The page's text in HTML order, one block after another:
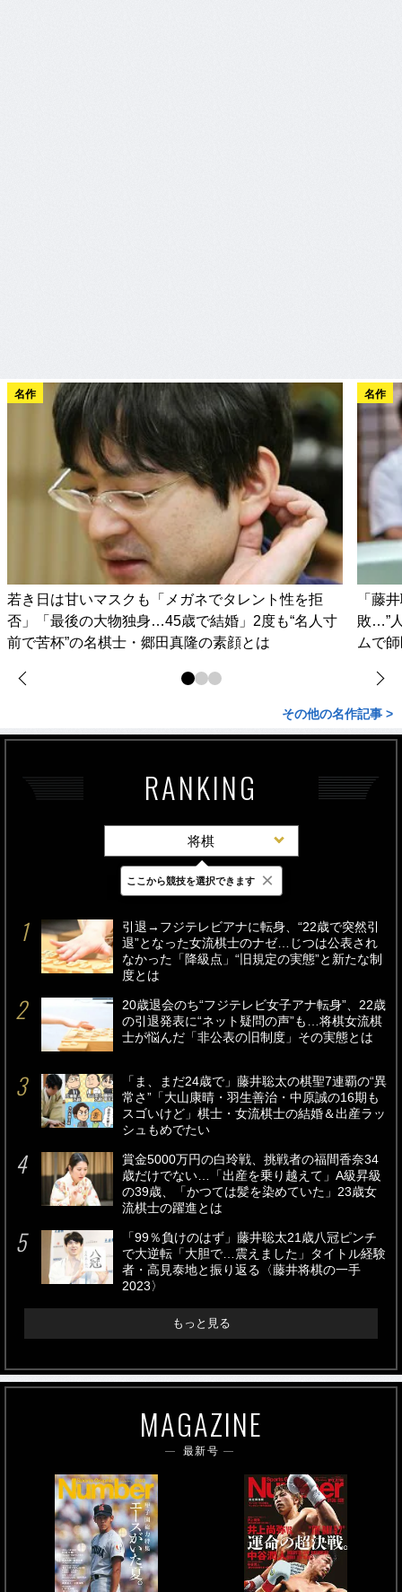
名作
若き日は甘いマスクも「メガネでタレント性を拒
否」「最後の大物独身…45歳で結婚」2度も“名人寸
前で苦杯”の名棋士・郷田真隆の素顔とは
名作
「藤
敗…”
ムで
その他の名作記事 >
RANKING
将棋
最新 24時間 週間
引退→フジテレビアナに転身、“22歳で突然引
退”となった女流棋士のナゼ…じつは公表され
なかった「降級点」“旧規定の実態”と新たな制
度とは
20歳退会のち“フジテレビ女子アナ転身”、22歳
の引退発表に“ネット疑問の声”も…将棋女流棋
士が悩んだ「非公表の旧制度」その実態とは
「ま、まだ24歳で」藤井聡太の棋聖7連覇の“異
常さ”「大山康晴・羽生善治・中原誠の16期も
スゴいけど」棋士・女流棋士の結婚＆出産ラッ
シュもめでたい
賞金5000万円の白玲戦、挑戦者の福間香奈34
歳だけでない…「出産を乗り越えて」A級昇級
の39歳、「かつては髪を染めていた」23歳女
流棋士の躍進とは
「99％負けのはず」藤井聡太21歳八冠ピンチ
で大逆転「大胆で…震えました」タイトル経験
者・高見泰地と振り返る〈藤井将棋の一手
2023〉
もっと見る
MAGAZINE
最新号
ここから競技を選択できます ×